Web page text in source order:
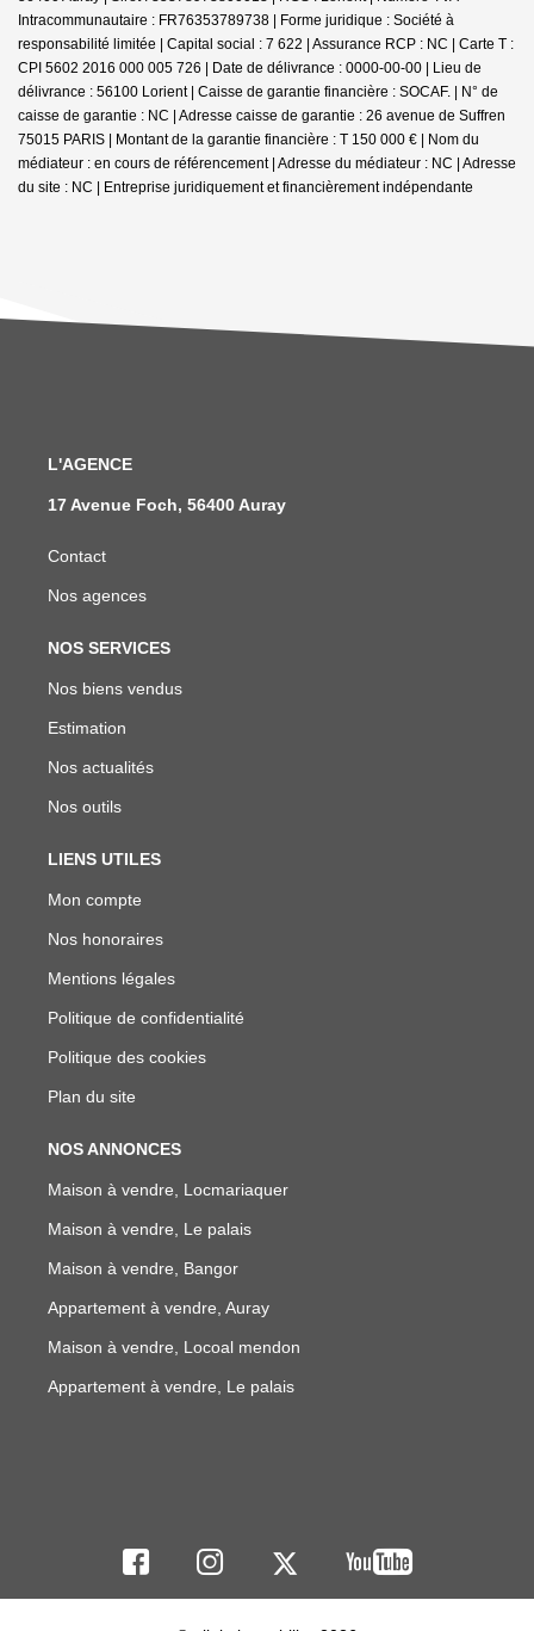
Intracommunautaire : FR76353789738 | Forme juridique : Société à
responsabilité limitée | Capital social : 7 622 | Assurance RCP : NC | Carte T :
CPI 5602 2016 000 005 726 | Date de délivrance : 0000-00-00 | Lieu de
délivrance : 56100 Lorient | Caisse de garantie financière : SOCAF. | N° de
caisse de garantie : NC | Adresse caisse de garantie : 26 avenue de Suffren
75015 PARIS | Montant de la garantie financière : T 150 000 € | Nom du
médiateur : en cours de référencement | Adresse du médiateur : NC | Adresse
du site : NC | Entreprise juridiquement et financièrement indépendante
L'AGENCE
17 Avenue Foch, 56400 Auray
Contact
Nos agences
NOS SERVICES
Nos biens vendus
Estimation
Nos actualités
Nos outils
LIENS UTILES
Mon compte
Nos honoraires
Mentions légales
Politique de confidentialité
Politique des cookies
Plan du site
NOS ANNONCES
Maison à vendre, Locmariaquer
Maison à vendre, Le palais
Maison à vendre, Bangor
Appartement à vendre, Auray
Maison à vendre, Locoal mendon
Appartement à vendre, Le palais